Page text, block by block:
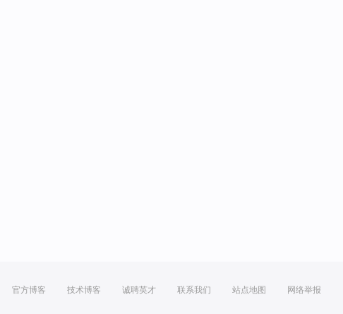
官方博客 技术博客 诚聘英才 联系我们 站点地图 网络举报